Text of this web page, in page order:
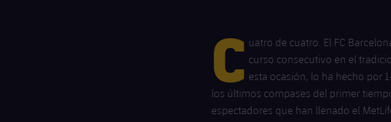
C uatro de cuatro. El FC
curso consecutivo en el
esta ocasión, lo ha hecho por
los últimos compases del primer
espectadores que han llenado el